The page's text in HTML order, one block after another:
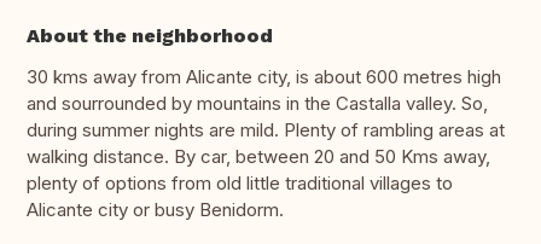
About the neighborhood
30 kms away from Alicante city, is about 600 metres high
and sourrounded by mountains in the Castalla valley. So,
during summer nights are mild. Plenty of rambling areas at
walking distance. By car, between 20 and 50 Kms away,
plenty of options from old little traditional villages to
Alicante city or busy Benidorm.